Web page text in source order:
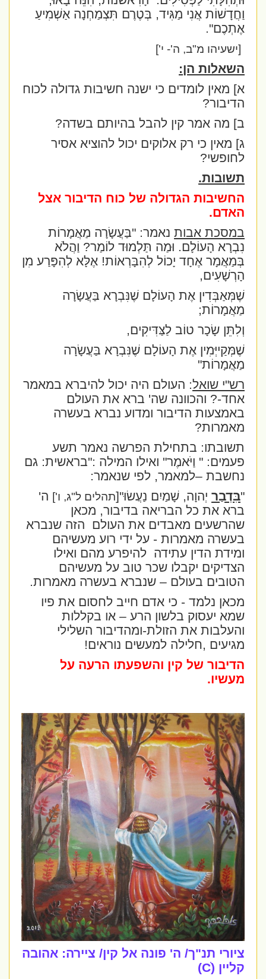
וַחֲדָשׁוֹת אֲנִי מַגִּיד, בְּטֶרֶם תִּצְמַחְנָה אַשְׁמִיעַ
אֶתְכֶם".
[ישעיהו מ"ב, ה'- י']
השאלות הן:
א] מאין לומדים כי ישנה חשיבות גדולה לכוח
הדיבור?
ב] מה אמר קין להבל בהיותם בשדה?
ג] מאין כי רק אלוקים יכול להוציא אסיר
לחופשי?
תשובות.
החשיבות הגדולה של כוח הדיבור אצל
האדם.
במסכת אבותנאמר:"בַּעֲשָׂרָה מַאֲמָרוֹת
נִבְרָא הָעוֹלָם. וּמַה תַּלְמוּד לוֹמַר? וַהֲלֹא
בְּמַאֲמָר אֶחָד יָכוֹל לְהִבָּרְאוֹת! אֶלָּא לְהִפָּרַע מִן
הָרְשָׁעִים,
שֶׁמְּאַבְּדִין אֶת הָעוֹלָם שֶׁנִּבְרָא בַּעֲשָׂרָה
מַאֲמָרוֹת;
וְלִתֵּן שָׂכָר טוֹב לַצַּדִּיקִים,
שֶׁמְּקַייְּמִין אֶת הָעוֹלָם שֶׁנִּבְרָא בַּעֲשָׂרָה
מַאֲמָרוֹת"
רש"י שואל: העולם היה יכול להיברא במאמר
אחד-? והכוונה שה' ברא את העולם
באמצעות הדיבור ומדוע נברא בעשרה
מאמרות?
תשובתו: בתחילת הפרשה נאמר תשע
פעמים: " וַיֹּאמֶר" ואילו המילה :"בראשית: גם
נחשבת –למאמר, לפי שנאמר:
בִּדְבַריְהוָה, שָׁמַיִם נַעֲשׂוּ"[תהלים ל"ג, ו'] ה'
ברא את כל הבריאה בדיבור, מכאן
שהרשעים מאבדים את העולם הזה שנברא
בעשרה מאמרות - על ידי רוע מעשיהם
ומידת הדין עתידה להיפרע מהם ואילו
הצדיקים יקבלו שכר טוב על מעשיהם
הטובים בעולם – שנברא בעשרה מאמרות.
מכאן נלמד - כי אדם חייב לחסום את פיו
שמא יעסוק בלשון הרע – או בקללות
והעלבות את הזולת-ומהדיבור השלילי
מגיעים ,חלילה למעשים נוראים!
הדיבור של קין והשפעתו הרעה על
מעשיו.
ציורי תנ"ך/ ה' פונה אל קין/ ציירה: אהובה
קליין (Cׁׁ)